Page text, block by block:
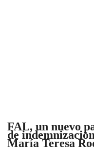
FAL, un nuevo
de
María Teresa